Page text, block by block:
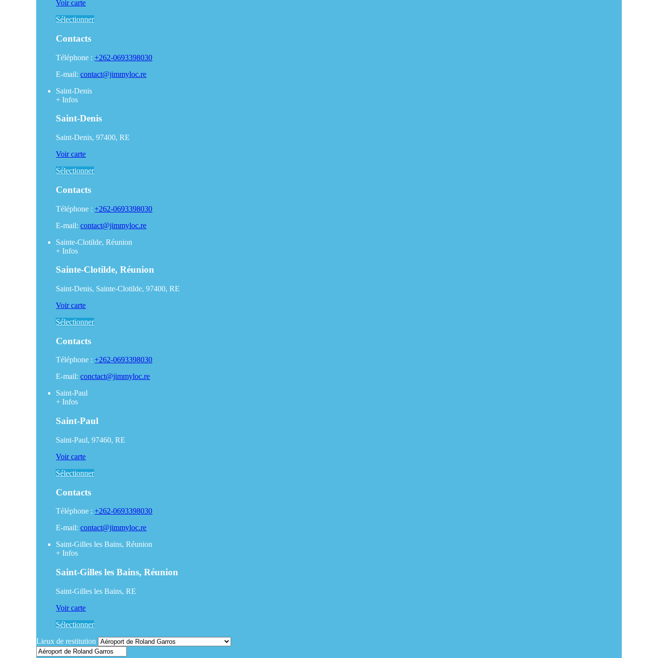
Voir carte
Sélectionner
Contacts
Téléphone :+262-0693398030
E-mail:contact@jimmyloc.re
Saint-Denis
+ Infos
Saint-Denis
Saint-Denis, 97400, RE
Voir carte
Sélectionner
Contacts
Téléphone :+262-0693398030
E-mail:contact@jimmyloc.re
Sainte-Clotilde, Réunion
+ Infos
Sainte-Clotilde, Réunion
Saint-Denis, Sainte-Clotilde, 97400, RE
Voir carte
Sélectionner
Contacts
Téléphone :+262-0693398030
E-mail:conctact@jimmyloc.re
Saint-Paul
+ Infos
Saint-Paul
Saint-Paul, 97460, RE
Voir carte
Sélectionner
Contacts
Téléphone :+262-0693398030
E-mail:contact@jimmyloc.re
Saint-Gilles les Bains, Réunion
+ Infos
Saint-Gilles les Bains, Réunion
Saint-Gilles les Bains, RE
Voir carte
Sélectionner
Lieux de restitution